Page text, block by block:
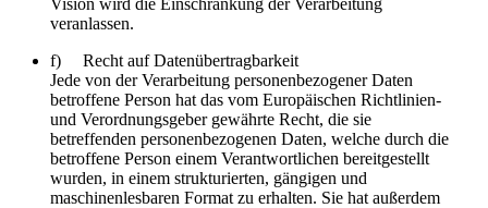
Vision wird die Einschränkung der Verarbeitung
veranlassen.
f) Recht auf Datenübertragbarkeit
Jede von der Verarbeitung personenbezogener Daten
betroffene Person hat das vom Europäischen Richtlinien-
und Verordnungsgeber gewährte Recht, die sie
betreffenden personenbezogenen Daten, welche durch die
betroffene Person einem Verantwortlichen bereitgestellt
wurden, in einem strukturierten, gängigen und
maschinenlesbaren Format zu erhalten. Sie hat außerdem